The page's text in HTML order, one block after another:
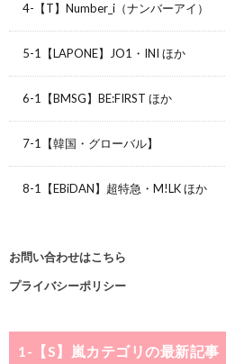
4-【T】Number_i（ナンバーアイ）
5-1【LAPONE】JO1・INI ほか
6-1【BMSG】BE:FIRST ほか
7-1【韓国・グローバル】
8-1【EBiDAN】超特急・M!LK ほか
お問い合わせはこちら
プライバシーポリシー
1-【S】嵐カテゴリの最新記事